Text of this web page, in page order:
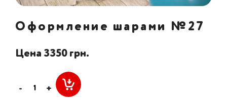
Оформление шарами №27
Цена 3350 грн.
- +